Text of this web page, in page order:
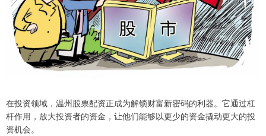
在投资领域，温州股票配资正成为解锁财富新密码的利器。它通过杠
杆作用，放大投资者的资金，让他们能够以更少的资金撬动更大的投
资机会。